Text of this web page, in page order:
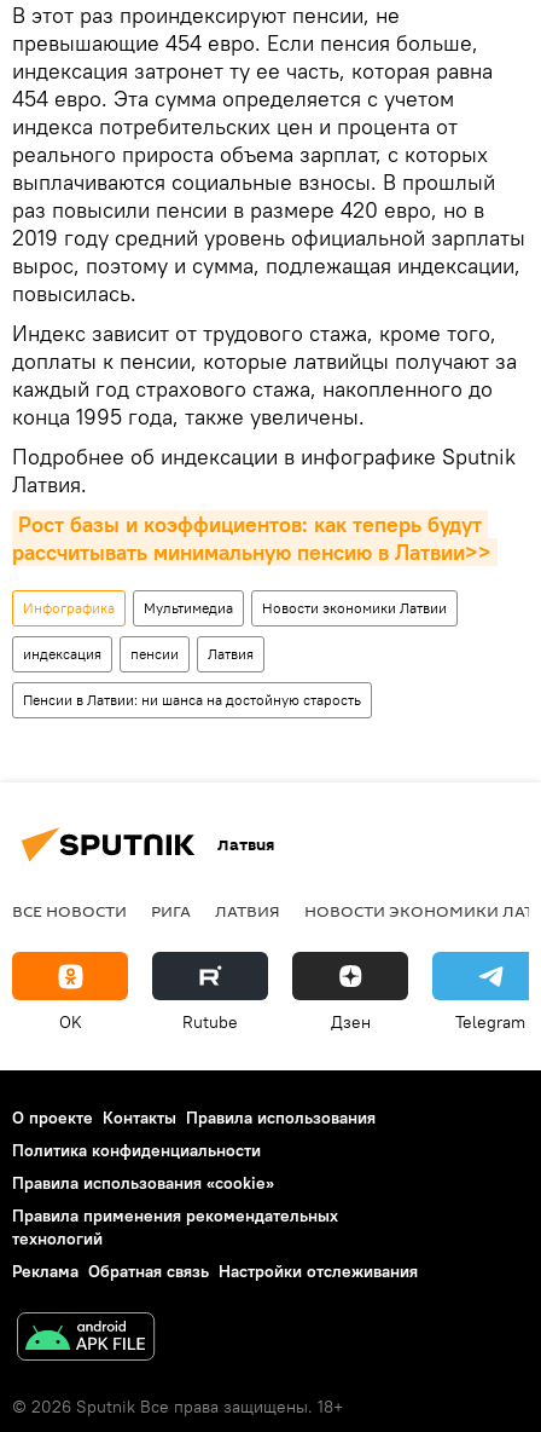
В этот раз проиндексируют пенсии, не
превышающие 454 евро. Если пенсия больше,
индексация затронет ту ее часть, которая равна
454 евро. Эта сумма определяется с учетом
индекса потребительских цен и процента от
реального прироста объема зарплат, с которых
выплачиваются социальные взносы. В прошлый
раз повысили пенсии в размере 420 евро, но в
2019 году средний уровень официальной зарплаты
вырос, поэтому и сумма, подлежащая индексации,
повысилась.
Индекс зависит от трудового стажа, кроме того,
доплаты к пенсии, которые латвийцы получают за
каждый год страхового стажа, накопленного до
конца 1995 года, также увеличены.
Подробнее об индексации в инфографике Sputnik
Латвия.
Рост базы и коэффициентов: как теперь будут
рассчитывать минимальную пенсию в Латвии>>
Инфографика Мультимедиа Новости экономики Латвии
индексация пенсии Латвия
Пенсии в Латвии: ни шанса на достойную старость
Латвия
ВСЕ НОВОСТИ РИГА ЛАТВИЯ НОВОСТИ ЭКОНОМИКИ
OK Rutube Дзен Telegram
О проекте Контакты Правила использования
Политика конфиденциальности
Правила использования «cookie»
Правила применения рекомендательных
технологий
Реклама Обратная связь Настройки отслеживания
© 2026 Sputnik Все права защищены. 18+